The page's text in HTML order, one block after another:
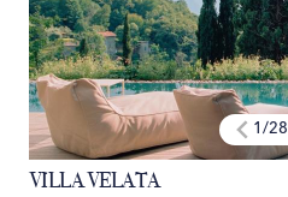
1 /28
VILLA VELATA